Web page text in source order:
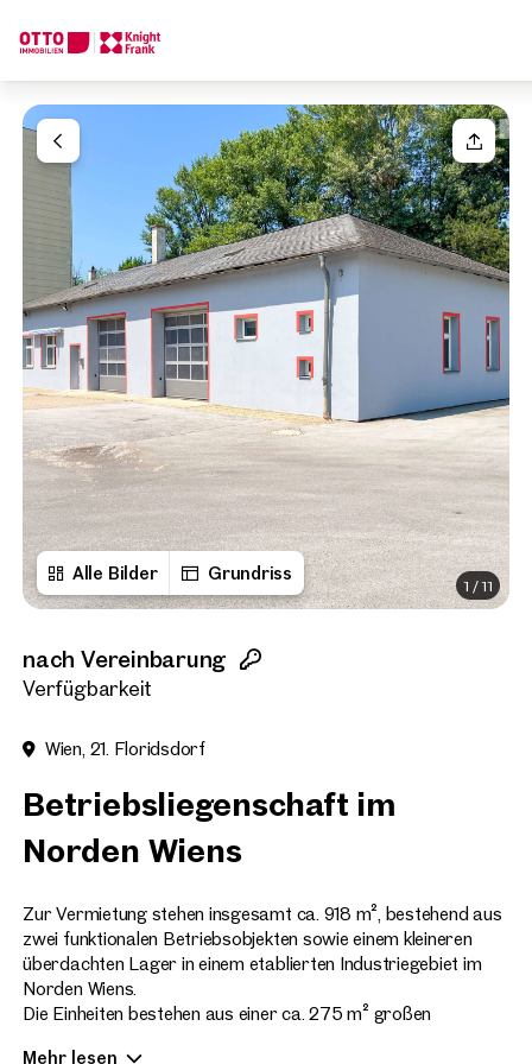
Alle Bilder Grundriss
1 /11
nach Vereinbarung
Verfügbarkeit
Wien, 21. Floridsdorf
Betriebsliegenschaft im
Norden Wiens
Zur Vermietung stehen insgesamt ca. 918 m², bestehend aus
zwei funktionalen Betriebsobjekten sowie einem kleineren
überdachten Lager in einem etablierten Industriegebiet im
Norden Wiens.
Die Einheiten bestehen aus einer ca. 275 m² großen
Mehr lesen
Ihre Anfrage
Einheit(en)
Bitte wählen
Ihre Nachricht
Anrede
Bitte wählen
Titel(optional)
Telefonnummer
Rückruf-Service
Wir finden Ihre
Traumimmobilie
Sagen Sie uns was Sie suchen und wir finden Ihre
Wie möchten Sie uns kontaktieren?
Online
Immobilie konfigurieren & finden lassen
Direkte:r Ansprechpartner:in
Anrufen oder Rückruf vereinbaren